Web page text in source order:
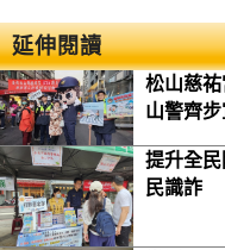
延伸閱讀
松山慈
山警齊
提升全
民識詐